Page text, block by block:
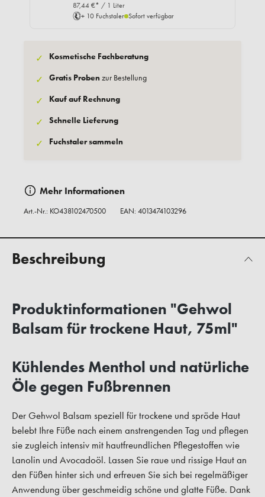
87,44 €* / 1 Liter
+ 10 Fuchstaler Sofort verfügbar
✓ Kosmetische Fachberatung
✓ Gratis Probenzur Bestellung
✓ Kauf auf Rechnung
✓ Schnelle Lieferung
✓ Fuchstaler sammeln
Mehr Informationen
Art.-Nr.: KO438102470500 EAN: 4013474103296
Beschreibung
Produktinformationen "Gehwol
Balsam für trockene Haut, 75ml"
Kühlendes Menthol und natürliche
Öle gegen Fußbrennen
Der Gehwol Balsam speziell für trockene und spröde Haut
belebt Ihre Füße nach einem anstrengenden Tag und pflegen
sie zugleich intensiv mit hautfreundlichen Pflegestoffen wie
Lanolin und Avocadoöl. Lassen Sie raue und rissige Haut an
den Füßen hinter sich und erfreuen Sie sich bei regelmäßiger
Anwendung über geschmeidig schöne und glatte Füße. Dank